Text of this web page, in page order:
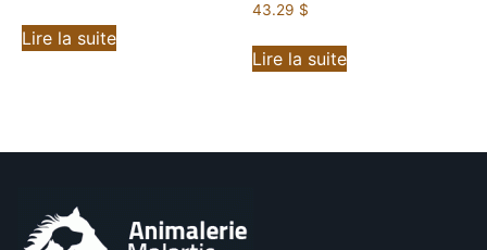
Lire la suite
43.29 $
Lire la suite